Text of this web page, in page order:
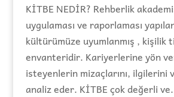
KİTBE NEDİR? Rehberlik
uygulaması ve raporlaması
kültürümüze uyumlanmış , kişilik
envanteridir. Kariyerlerine yön
isteyenlerin mizaçlarını, ilgilerini
analiz eder. KİTBE çok değerli